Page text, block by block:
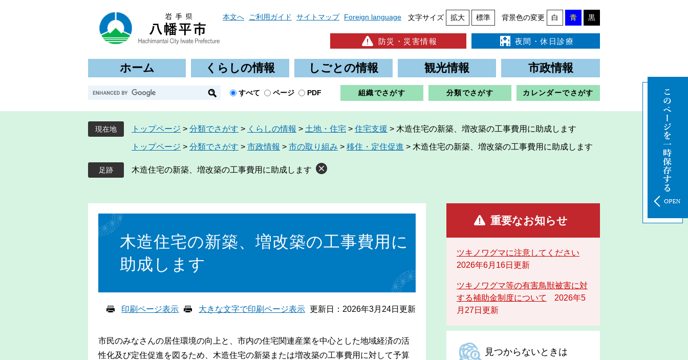
本文へ ご利用ガイド サイトマップ Foreign language 文字サイズ 拡大 標準 背景色の変更 白 青 黒
防災・災害情報 夜間・休日診療
ホーム くらしの情報 しごとの情報 観光情報 市政情報
G
o
g
l
検
すべて ページ PDF 組織でさがす 分類でさがす カレンダーでさがす
現在地 トップページ > 分類でさがす > くらしの情報 > 土地・住宅 > 住宅支援 > 木造住宅の新築、増改築の工事費用に助成します
トップページ > 分類でさがす > 市政情報 > 市の取り組み > 移住・定住促進 > 木造住宅の新築、増改築の工事費用に助成します
木造住宅の新築、増改築の工事費用に助成します
文
木造住宅の新築、増改築の工事費用に
助成します
印刷ページ表示 大きな文字で印刷ページ表示 更新日：2026年3月24日更新
市民のみなさんの居住環境の向上と、市内の住宅関連産業を中心とした地域経済の活
性化及び定住促進を図るため、木造住宅の新築または増改築の工事費用に対して予算
重要なお知らせ
ツキノワグマに注意してください
2026年6月16日更新
ツキノワグマ等の有害鳥獣被害に対
する補助金制度について
2026年5
月27日更新
見つからないときは